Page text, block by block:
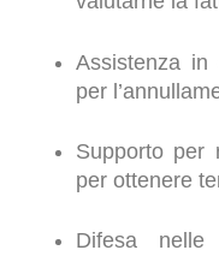
Assistenza
per
Supporto per
per ottenere
Difesa